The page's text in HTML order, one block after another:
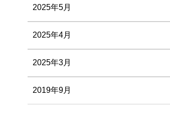
2025年5月
2025年4月
2025年3月
2019年9月